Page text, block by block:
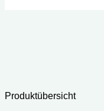
Produktübersicht